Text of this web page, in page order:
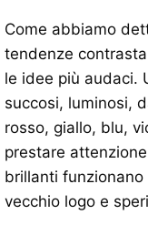
Come abbiamo
tendenze
le idee più audaci.
succosi, luminosi,
rosso, giallo, blu,
prestare
brillanti
vecchio logo e